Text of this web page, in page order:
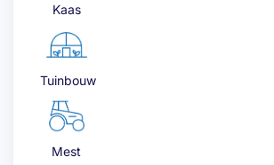
Kaas
Tuinbouw
Mest